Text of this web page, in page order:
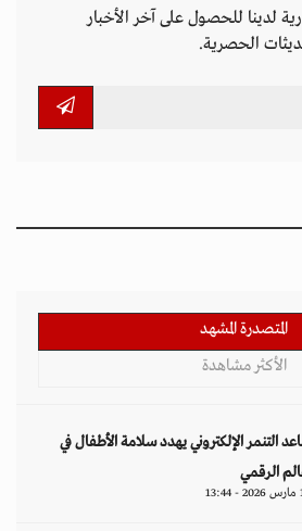
لدينا للحصول على آخر الأخبار
الحصرية.
المتصدرة المشهد
الأكثر مشاهدة
التنمر الإلكتروني يهدد سلامة الأطفال في
الرقمي